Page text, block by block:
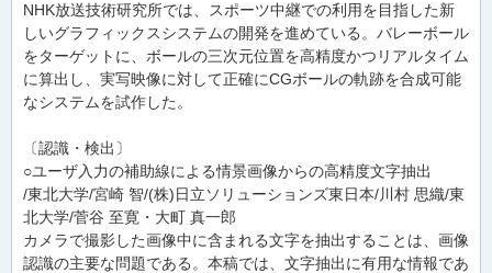
NHK放送技術研究所では、スポーツ中継での利用を目指した新
しいグラフィックスシステムの開発を進めている。バレーボール
をターゲットに、ボールの三次元位置を高精度かつリアルタイム
に算出し、実写映像に対して正確にCGボールの軌跡を合成可能
なシステムを試作した。
〔認識・検出〕
○ユーザ入力の補助線による情景画像からの高精度文字抽出
/東北大学/宮崎 智/(株)日立ソリューションズ東日本/川村 思織/東
北大学/菅谷 至寛・大町 真一郎
カメラで撮影した画像中に含まれる文字を抽出することは、画像
認識の主要な問題である。本稿では、文字抽出に有用な情報であ